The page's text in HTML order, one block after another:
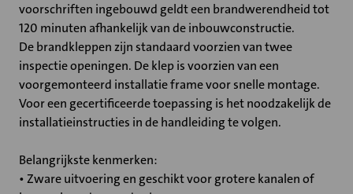
voorschriften ingebouwd geldt een brandwerendheid tot
120 minuten afhankelijk van de inbouwconstructie.
De brandkleppen zijn standaard voorzien van twee
inspectie openingen. De klep is voorzien van een
voorgemonteerd installatie frame voor snelle montage.
Voor een gecertificeerde toepassing is het noodzakelijk de
installatieinstructies in de handleiding te volgen.
Belangrijkste kenmerken:
• Zware uitvoering en geschikt voor grotere kanalen of